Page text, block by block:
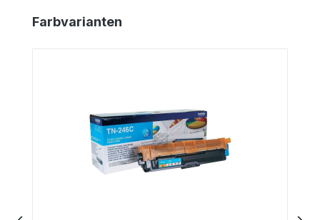
Produktgalerie überspringen
Farbvarianten